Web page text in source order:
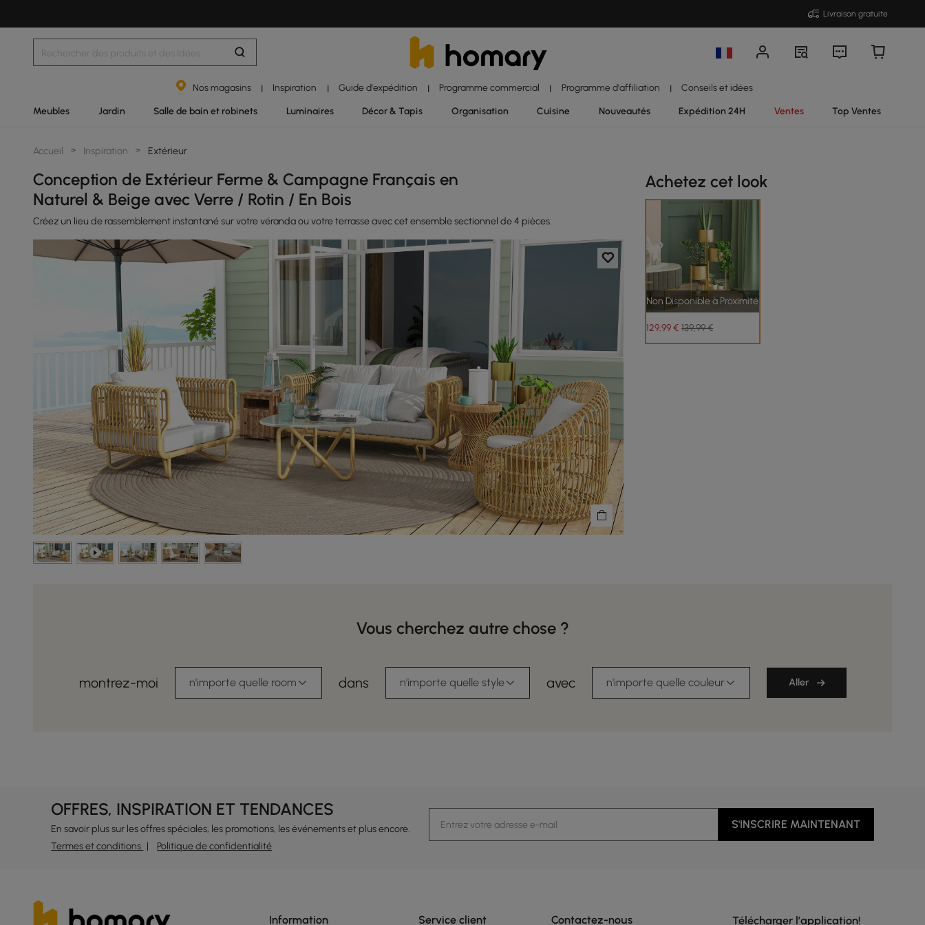
Livraison gratuite
Nos magasins | Inspiration | Guide d'expédition | Programme commercial | Programme d'affiliation | Conseils et idées
Meubles Jardin Salle de bain et robinets Luminaires Décor & Tapis Organisation Cuisine Nouveautés Expédition 24H Ventes Top Ventes
Accueil > Inspiration > Extérieur
Conception de Extérieur Ferme & Campagne Français en
Naturel & Beige avec Verre / Rotin / En Bois
Créez un lieu de rassemblement instantané sur votre véranda ou votre terrasse avec cet ensemble sectionnel de 4 pièces.
Achetez cet look
Non Disponible à Proximité
129,99€ 139,99 €
Vous cherchez autre chose ?
montrez-moi n'importe quelle room dans n'importe quelle style avec n'importe quelle couleur Aller
OFFRES, INSPIRATION ET TENDANCES
En savoir plus sur les offres spéciales, les promotions, les événements et plus encore.
Termes et conditions
Politique de confidentialité
S'INSCRIRE MAINTENANT
Information Service client Contactez-nous Télécharger l’application!